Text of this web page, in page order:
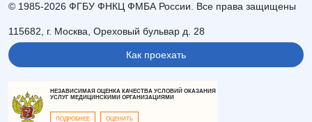
© 1985-2026 ФГБУ ФНКЦ ФМБА России. Все права защищены
115682, г. Москва, Ореховый бульвар д. 28
Как проехать
НЕЗАВИСИМАЯ ОЦЕНКА КАЧЕСТВА УСЛОВИЙ ОКАЗАНИЯ
УСЛУГ МЕДИЦИНСКИМИ ОРГАНИЗАЦИЯМИ
ПОДРОБНЕЕ ОЦЕНИТЬ